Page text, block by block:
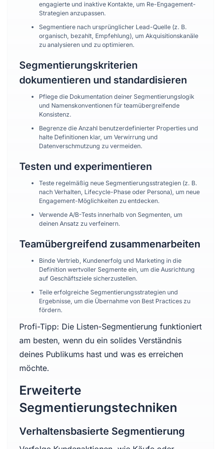
engagierte und inaktive Kontakte, um Re-Engagement-
Strategien anzupassen.
Segmentiere nach ursprünglicher Lead-Quelle (z. B.
organisch, bezahlt, Empfehlung), um Akquisitionskanäle
zu analysieren und zu optimieren.
Segmentierungskriterien
dokumentieren und standardisieren
Pflege die Dokumentation deiner Segmentierungslogik
und Namenskonventionen für teamübergreifende
Konsistenz.
Begrenze die Anzahl benutzerdefinierter Properties und
halte Definitionen klar, um Verwirrung und
Datenverschmutzung zu vermeiden.
Testen und experimentieren
Teste regelmäßig neue Segmentierungsstrategien (z. B.
nach Verhalten, Lifecycle-Phase oder Persona), um neue
Engagement-Möglichkeiten zu entdecken.
Verwende A/B-Tests innerhalb von Segmenten, um
deinen Ansatz zu verfeinern.
Teamübergreifend zusammenarbeiten
Binde Vertrieb, Kundenerfolg und Marketing in die
Definition wertvoller Segmente ein, um die Ausrichtung
auf Geschäftsziele sicherzustellen.
Teile erfolgreiche Segmentierungsstrategien und
Ergebnisse, um die Übernahme von Best Practices zu
fördern.
Profi-Tipp: Die Listen-Segmentierung funktioniert
am besten, wenn du ein solides Verständnis
deines Publikums hast und was es erreichen
möchte.
Erweiterte
Segmentierungstechniken
Verhaltensbasierte Segmentierung